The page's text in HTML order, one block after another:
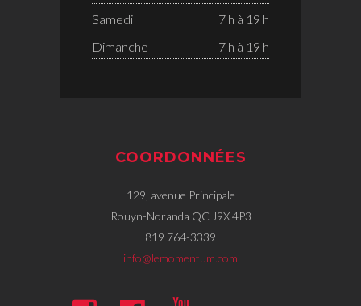
Samedi
7 h à 19 h
Dimanche
7 h à 19 h
COORDONNÉES
129, avenue Principale
Rouyn-Noranda QC J9X 4P3
819 764-3339
info@lemomentum.com